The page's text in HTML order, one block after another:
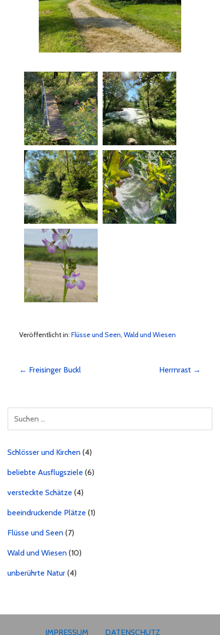
Veröffentlicht in: Flüsse und Seen, Wald und Wiesen
Beitragsnavigation
← Freisinger Buckl Herrnrast →
NACH:
Schlösser und Kirchen (4)
beliebte Ausflugsziele (6)
versteckte Schätze (4)
beeindruckende Plätze (1)
Flüsse und Seen (7)
Wald und Wiesen (10)
unberührte Natur (4)
IMPRESSUM DATENSCHUTZ